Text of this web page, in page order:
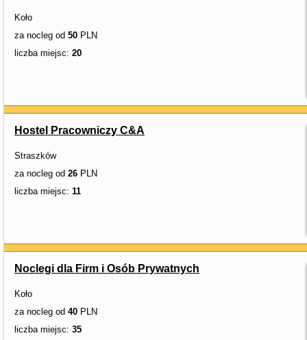
Koło
za nocleg od 50 PLN
liczba miejsc: 20
Hostel Pracowniczy C&A
Straszków
za nocleg od 26 PLN
liczba miejsc: 11
Noclegi dla Firm i Osób Prywatnych
Koło
za nocleg od 40 PLN
liczba miejsc: 35